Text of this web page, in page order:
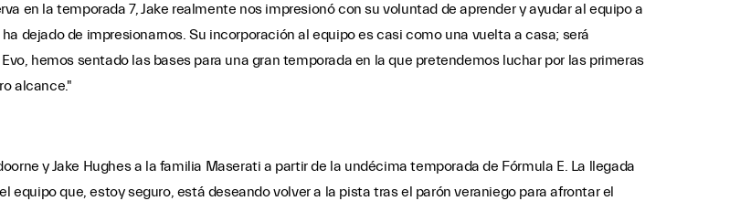
en la temporada 7, Jake realmente nos impresionó con su voluntad de aprender y ayudar al equipo a
dejado de impresionarnos. Su incorporación al equipo es casi como una vuelta a casa; será
hemos sentado las bases para una gran temporada en la que pretendemos luchar por las primeras
alcance."
y Jake Hughes a la familia Maserati a partir de la undécima temporada de Fórmula E. La llegada
equipo que, estoy seguro, está deseando volver a la pista tras el parón veraniego para afrontar el